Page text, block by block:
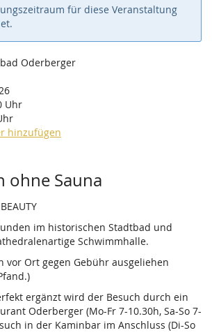
für diese Veranstaltung
Oderberger
Uhr
hinzufügen
ohne Sauna
im historischen Stadtbad und
Schwimmhalle.
vor Ort gegen Gebühr ausgeliehen
ergänzt wird der Besuch durch ein
Oderberger (Mo-Fr 7-10.30h, Sa-So 7-
in der Kaminbar im Anschluss (Di-So